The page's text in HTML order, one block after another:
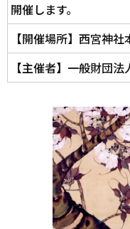
開催します。
【開催場所】西宮神社
【主催者】一般財団